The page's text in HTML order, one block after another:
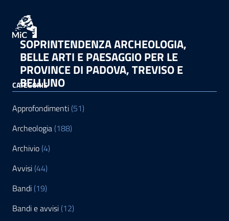
SOPRINTENDENZA ARCHEOLOGIA,
BELLE ARTI E PAESAGGIO PER LE
PROVINCE DI PADOVA, TREVISO E
BELLUNO
CATEGORIE
Approfondimenti (51)
Archeologia (188)
Archivio (4)
Avvisi (44)
Bandi (19)
Bandi e avvisi (12)